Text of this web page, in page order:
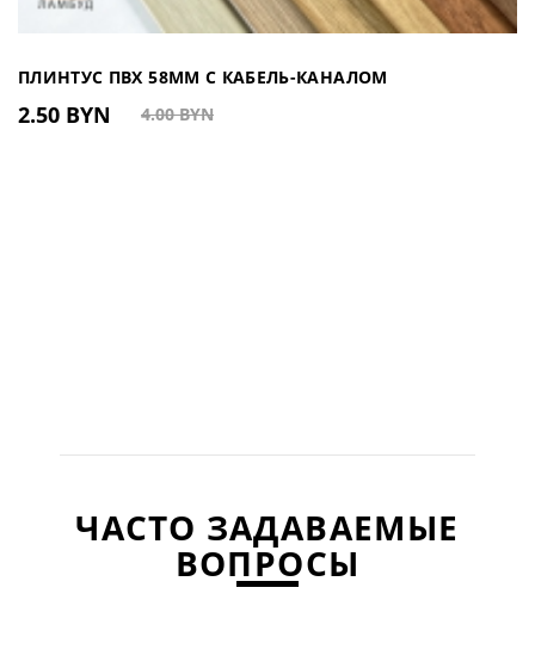
ПЛИНТУС ПВХ 58ММ С КАБЕЛЬ-КАНАЛОМ
2.50 BYN 4.00 BYN
ЧАСТО ЗАДАВАЕМЫЕ
ВОПРОСЫ